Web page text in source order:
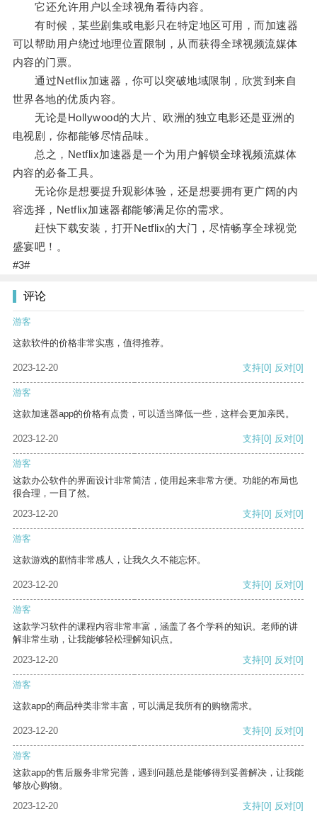
它还允许用户以全球视角看待内容。
有时候，某些剧集或电影只在特定地区可用，而加速器
可以帮助用户绕过地理位置限制，从而获得全球视频流媒体
内容的门票。
通过Netflix加速器，你可以突破地域限制，欣赏到来自
世界各地的优质内容。
无论是Hollywood的大片、欧洲的独立电影还是亚洲的
电视剧，你都能够尽情品味。
总之，Netflix加速器是一个为用户解锁全球视频流媒体
内容的必备工具。
无论你是想要提升观影体验，还是想要拥有更广阔的内
容选择，Netflix加速器都能够满足你的需求。
赶快下载安装，打开Netflix的大门，尽情畅享全球视觉
盛宴吧！。
#3#
评论
游客
这款软件的价格非常实惠，值得推荐。
2023-12-20 支持[0] 反对[0]
游客
这款加速器app的价格有点贵，可以适当降低一些，这样会更加亲民。
2023-12-20 支持[0] 反对[0]
游客
这款办公软件的界面设计非常简洁，使用起来非常方便。功能的布局也
很合理，一目了然。
2023-12-20
支持[0] 反对[0]
游客
这款游戏的剧情非常感人，让我久久不能忘怀。
2023-12-20 支持[0] 反对[0]
游客
这款学习软件的课程内容非常丰富，涵盖了各个学科的知识。老师的讲
解非常生动，让我能够轻松理解知识点。
2023-12-20
支持[0] 反对[0]
游客
这款app的商品种类非常丰富，可以满足我所有的购物需求。
2023-12-20 支持[0] 反对[0]
游客
这款app的售后服务非常完善，遇到问题总是能够得到妥善解决，让我能
够放心购物。
2023-12-20
支持[0] 反对[0]